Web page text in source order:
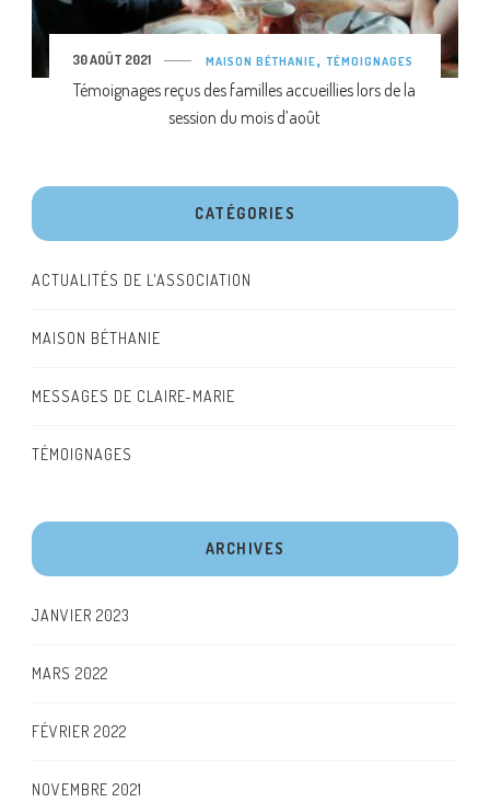
MAISON BÉTHANIE TÉMOIGNAGES
Témoignages reçus des familles accueillies lors de la
session du mois d’août
30 AOÛT 2021
CATÉGORIES
ACTUALITÉS DE L'ASSOCIATION
MAISON BÉTHANIE
MESSAGES DE CLAIRE-MARIE
TÉMOIGNAGES
ARCHIVES
JANVIER 2023
MARS 2022
FÉVRIER 2022
NOVEMBRE 2021